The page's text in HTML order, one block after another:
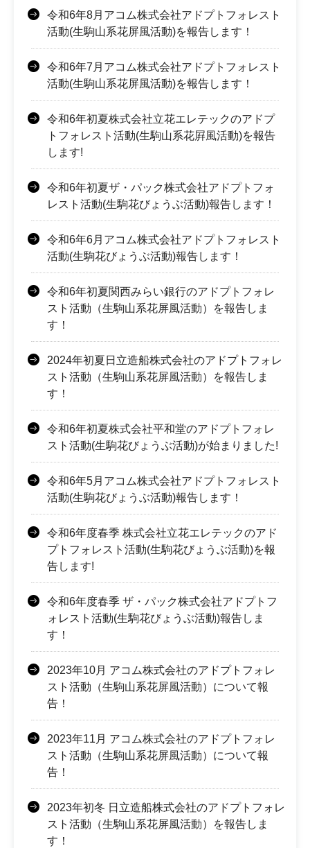
令和6年8月アコム株式会社アドプトフォレスト
活動(生駒山系花屏風活動)を報告します！
令和6年7月アコム株式会社アドプトフォレスト
活動(生駒山系花屏風活動)を報告します！
令和6年初夏株式会社立花エレテックのアドプ
トフォレスト活動(生駒山系花屛風活動)を報告
します!
令和6年初夏ザ・パック株式会社アドプトフォ
レスト活動(生駒花びょうぶ活動)報告します！
令和6年6月アコム株式会社アドプトフォレスト
活動(生駒花びょうぶ活動)報告します！
令和6年初夏関西みらい銀行のアドプトフォレ
スト活動（生駒山系花屏風活動）を報告しま
す！
2024年初夏日立造船株式会社のアドプトフォレ
スト活動（生駒山系花屏風活動）を報告しま
す！
令和6年初夏株式会社平和堂のアドプトフォレ
スト活動(生駒花びょうぶ活動)が始まりました!
令和6年5月アコム株式会社アドプトフォレスト
活動(生駒花びょうぶ活動)報告します！
令和6年度春季 株式会社立花エレテックのアド
プトフォレスト活動(生駒花びょうぶ活動)を報
告します!
令和6年度春季 ザ・パック株式会社アドプトフ
ォレスト活動(生駒花びょうぶ活動)報告しま
す！
2023年10月 アコム株式会社のアドプトフォレ
スト活動（生駒山系花屏風活動）について報
告！
2023年11月 アコム株式会社のアドプトフォレ
スト活動（生駒山系花屏風活動）について報
告！
2023年初冬 日立造船株式会社のアドプトフォレ
スト活動（生駒山系花屏風活動）を報告しま
す！